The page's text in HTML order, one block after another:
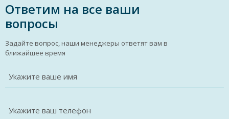
Ответим на все ваши
вопросы
Задайте вопрос, наши менеджеры ответят вам в
ближайшее время
Укажите ваше имя
Укажите ваш телефон